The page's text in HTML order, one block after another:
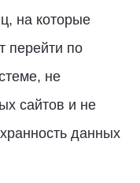
на которые
перейти по
не
сайтов и не
данных